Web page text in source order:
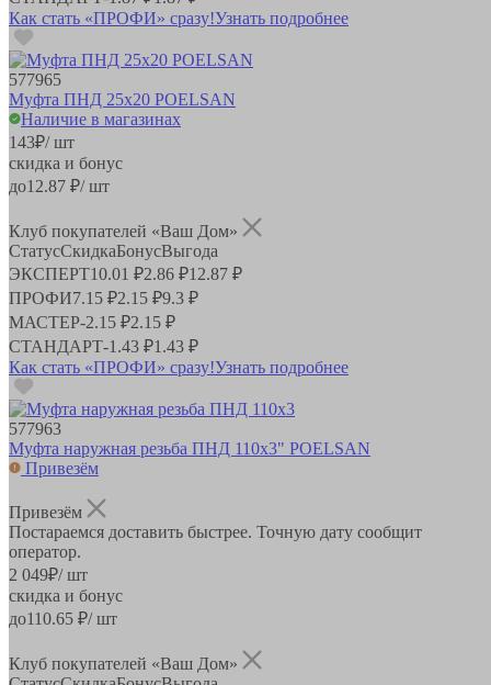
Как стать «ПРОФИ» сразу!Узнать подробнее
577965
Муфта ПНД 25х20 POELSAN
Наличие в магазинах
143₽/ шт
скидка и бонус
до12.87 ₽/ шт
Клуб покупателей «Ваш Дом»
СтатусСкидкаБонусВыгода
ЭКСПЕРТ10.01 ₽2.86 ₽12.87 ₽
ПРОФИ7.15 ₽2.15 ₽9.3 ₽
МАСТЕР-2.15 ₽2.15 ₽
СТАНДАРТ-1.43 ₽1.43 ₽
Как стать «ПРОФИ» сразу!Узнать подробнее
577963
Муфта наружная резьба ПНД 110х3" POELSAN
Привезём
Привезём
Постараемся доставить быстрее. Точную дату сообщит
оператор.
2 049₽/ шт
скидка и бонус
до110.65 ₽/ шт
Клуб покупателей «Ваш Дом»